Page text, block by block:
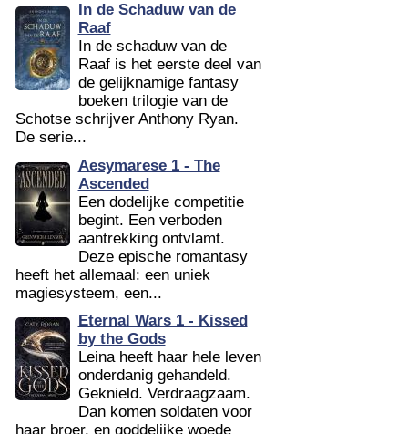
In de Schaduw van de
Raaf
In de schaduw van de
Raaf is het eerste deel van
de gelijknamige fantasy
boeken trilogie van de
Schotse schrijver Anthony Ryan.
De serie...
Aesymarese 1 - The
Ascended
Een dodelijke competitie
begint. Een verboden
aantrekking ontvlamt.
Deze epische romantasy
heeft het allemaal: een uniek
magiesysteem, een...
Eternal Wars 1 - Kissed
by the Gods
Leina heeft haar hele leven
onderdanig gehandeld.
Geknield. Verdraagzaam.
Dan komen soldaten voor
haar broer, en goddelijke woede